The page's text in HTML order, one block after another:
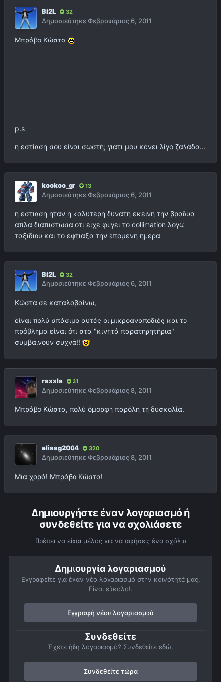
Bi2L 32
ΔημοσιεύτηκεΦεβρουάριος 6, 2011
Μπράβο Κώστα
p.s
η εστίαση σου είναι σωστή; γιατι μου κάνει λίγο ζαλάδα...
kookoo_gr 13
ΔημοσιεύτηκεΦεβρουάριος 6, 2011
η εστιαση ηταν η καλυτερη δυνατη εκεινη την βραδυα
απλα διαπιστωσα οτι ειχε φυγει το collimation λογω
ταξιδιου και το εφτιαξα την επομενη ημερα
Bi2L 32
ΔημοσιεύτηκεΦεβρουάριος 6, 2011
Κώστα σε καταλαβαίνω,
είναι πολύ σπάσιμο αυτές οι μικροαναποδιές και το
πρόβλημα είναι ότι στα "κινητά παρατηρητήρια"
συμβαίνουν συχνά!!
raxxla 31
ΔημοσιεύτηκεΦεβρουάριος 8, 2011
Μπράβο Κώστα, πολύ όμορφη παρόλη τη δυσκολία.
eliasg2004 320
ΔημοσιεύτηκεΦεβρουάριος 8, 2011
Μια χαρά! Μπράβο Κώστα!
Δημιουργήστε έναν λογαριασμό ή
συνδεθείτε για να σχολιάσετε
Πρέπει να είσαι μέλος για να αφήσεις ένα σχόλιο
Δημιουργία λογαριασμού
Εγγραφείτε για έναν νέο λογαριασμό στην κοινότητά μας.
Είναι εύκολο!.
Εγγραφή νέου λογαριασμού
Συνδεθείτε
Έχετε ήδη λογαριασμό? Συνδεθείτε εδώ.
Συνδεθείτε τώρα